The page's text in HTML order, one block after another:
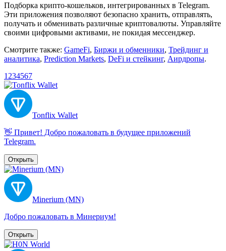
Подборка крипто-кошельков, интегрированных в Telegram.
Эти приложения позволяют безопасно хранить, отправлять,
получать и обменивать различные криптовалюты. Управляйте
своими цифровыми активами, не покидая мессенджер.
Смотрите также: GameFi, Биржи и обменники, Трейдинг и
аналитика, Prediction Markets, DeFi и стейкинг, Аирдропы.
1 234567
Tonflix Wallet
👋 Привет! Добро пожаловать в будущее приложений
Telegram.
Открыть
Minerium (MN)
Добро пожаловать в Минериум!
Открыть